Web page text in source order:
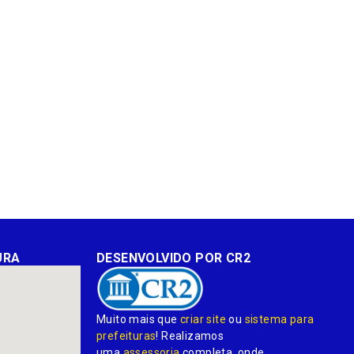
DESENVOLVIDO POR CR2
Muito mais quecriar site ou sistema para
prefeituras! Realizamos